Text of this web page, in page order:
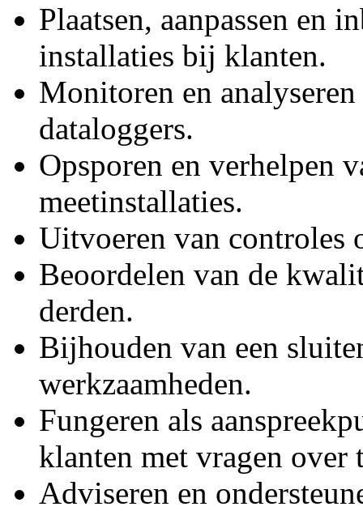
Plaatsen, aanpassen en
installaties bij klanten.
Monitoren en
dataloggers.
Opsporen en verhelpen
meetinstallaties.
Uitvoeren van controles
Beoordelen van de
derden.
Bijhouden van een
werkzaamheden.
Fungeren als
klanten met vragen over
Adviseren en